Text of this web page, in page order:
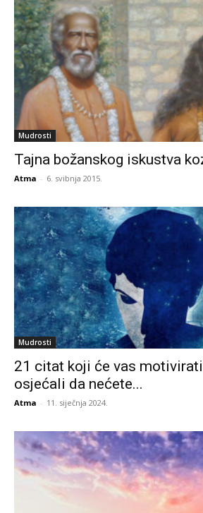
Mudrosti
Tajna božanskog iskustva
Atma - 6. svibnja 2015.
Mudrosti
21 citat koji će vas
osjećali da nećete...
Atma - 11. siječnja 2024.